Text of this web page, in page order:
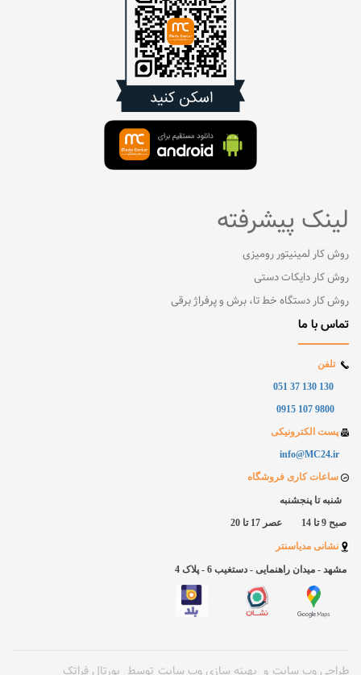
لینک پیشرفته
روش کار لمینیتور رومیزی
روش کار دایکات دستی
روش کار دستگاه خط تا، برش و پرفراژ برقی
تماس با ما
تلفن
130 130 37 051
9800 107 0915
پست الکترونیکی
info@MC24.ir
ساعات کاری فروشگاه
شنبه تا پنجشنبه
صبح 9 تا 14 عصر 17 تا 20
نشانی مدیاسنتر
مشهد - میدان راهنمایی - دستغیب 6 - پلاک 4
طراحی وب سایت و بهینه سازی وب سایت توسط پورتال فراتک